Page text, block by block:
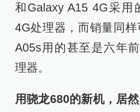
和Galaxy A15 4G采用
4G处理器，而销量同
A05s用的甚至是六年
理器。
用骁龙680的新机，居